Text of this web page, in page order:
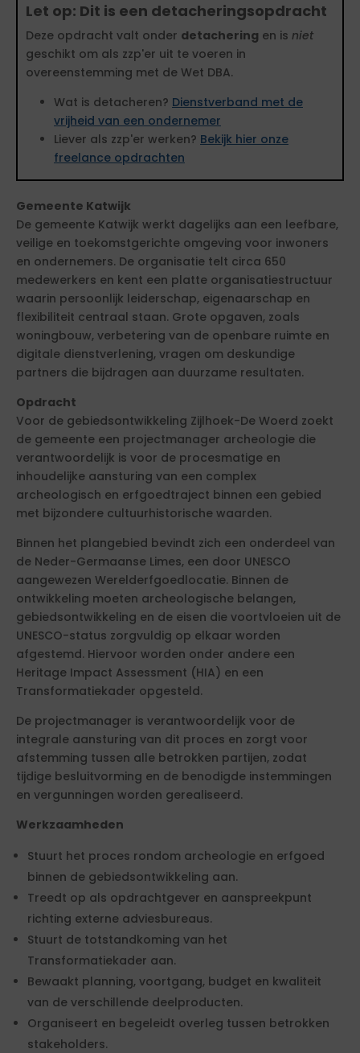
Let op: Dit is een detacheringsopdracht
Deze opdracht valt onder detachering en is niet
geschikt om als zzp'er uit te voeren in
overeenstemming met de Wet DBA.
Wat is detacheren? Dienstverband met de
vrijheid van een ondernemer
Liever als zzp'er werken? Bekijk hier onze
freelance opdrachten
Gemeente Katwijk
De gemeente Katwijk werkt dagelijks aan een leefbare,
veilige en toekomstgerichte omgeving voor inwoners
en ondernemers. De organisatie telt circa 650
medewerkers en kent een platte organisatiestructuur
waarin persoonlijk leiderschap, eigenaarschap en
flexibiliteit centraal staan. Grote opgaven, zoals
woningbouw, verbetering van de openbare ruimte en
digitale dienstverlening, vragen om deskundige
partners die bijdragen aan duurzame resultaten.
Opdracht
Voor de gebiedsontwikkeling Zijlhoek-De Woerd zoekt
de gemeente een projectmanager archeologie die
verantwoordelijk is voor de procesmatige en
inhoudelijke aansturing van een complex
archeologisch en erfgoedtraject binnen een gebied
met bijzondere cultuurhistorische waarden.
Binnen het plangebied bevindt zich een onderdeel van
de Neder-Germaanse Limes, een door UNESCO
aangewezen Werelderfgoedlocatie. Binnen de
ontwikkeling moeten archeologische belangen,
gebiedsontwikkeling en de eisen die voortvloeien uit de
UNESCO-status zorgvuldig op elkaar worden
afgestemd. Hiervoor worden onder andere een
Heritage Impact Assessment (HIA) en een
Transformatiekader opgesteld.
De projectmanager is verantwoordelijk voor de
integrale aansturing van dit proces en zorgt voor
afstemming tussen alle betrokken partijen, zodat
tijdige besluitvorming en de benodigde instemmingen
en vergunningen worden gerealiseerd.
Werkzaamheden
Stuurt het proces rondom archeologie en erfgoed
binnen de gebiedsontwikkeling aan.
Treedt op als opdrachtgever en aanspreekpunt
richting externe adviesbureaus.
Stuurt de totstandkoming van het
Transformatiekader aan.
Bewaakt planning, voortgang, budget en kwaliteit
van de verschillende deelproducten.
Organiseert en begeleidt overleg tussen betrokken
stakeholders.